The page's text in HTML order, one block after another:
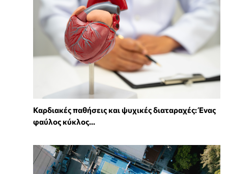
Καρδιακές παθήσεις και ψυχικές διαταραχές: Ένας
φαύλος κύκλος...